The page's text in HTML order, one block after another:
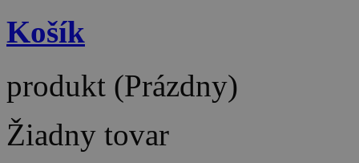
Košík
produkt (Prázdny)
Žiadny tovar